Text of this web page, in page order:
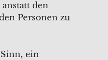
den
Personen zu
ein